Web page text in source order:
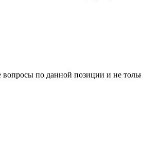
по данной позиции и не